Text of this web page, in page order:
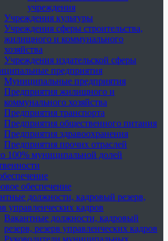
учреждения
Учреждения культуры
Учреждения сферы строительства,
жилищного и коммунального
хозяйства
Учреждения издательской сферы
предприятия
Муниципальные предприятия
Предприятия жилищного и
коммунального хозяйства
Предприятия транспорта
Предприятия общественного питания
Предприятия здравоохранения
Предприятия прочих отраслей
100% муниципальной долей
обеспечение
должности, кадровый резерв,
управленческих кадров
Вакантные должности, кадровый
резерв, резерв управленческих кадров
Руководители муниципальных